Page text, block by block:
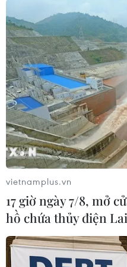
trình mới có nhiều sự
lại ở tập các động tác
học sinh được học
nếp sinh hoạt, dinh
sức khỏe. Các em
phù hợp với sức khỏe.
khoa là cần thiết để
chương trình đến học
vietnamplus.vn
17 giờ ngày 7/8, mở
hồ chứa thủy điện